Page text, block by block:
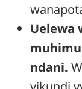
Uelewa
ndani.